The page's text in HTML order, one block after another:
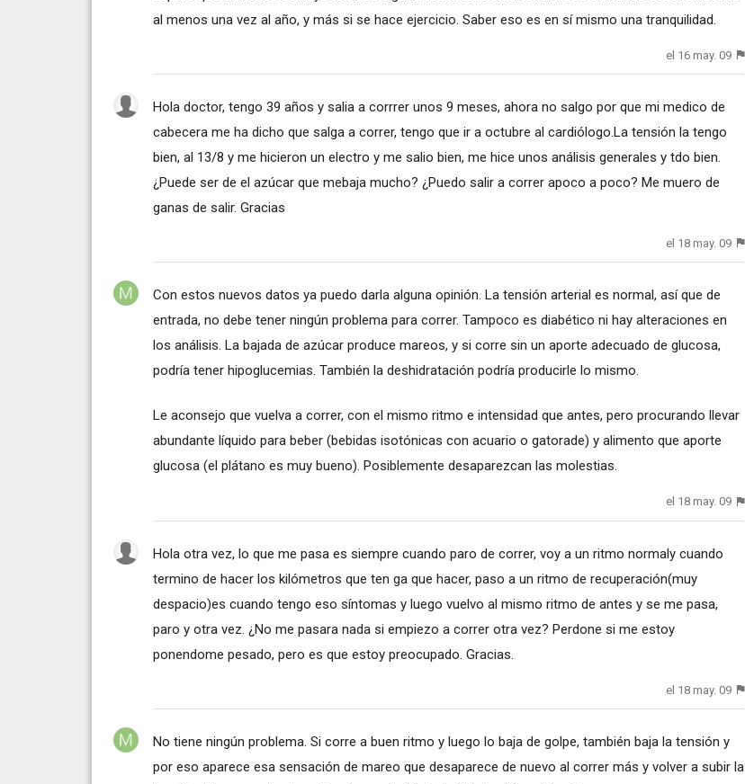
al menos una vez al año, y más si se hace ejercicio. Saber eso es en sí mismo una tranquilidad.
el 16 may. 09
Hola doctor, tengo 39 años y salia a corrrer unos 9 meses, ahora no salgo por que mi medico de
cabecera me ha dicho que salga a correr, tengo que ir a octubre al cardiólogo.La tensión la tengo
bien, al 13/8 y me hicieron un electro y me salio bien, me hice unos análisis generales y tdo bien.
¿Puede ser de el azúcar que mebaja mucho? ¿Puedo salir a correr apoco a poco? Me muero de
ganas de salir. Gracias
el 18 may. 09
Con estos nuevos datos ya puedo darla alguna opinión. La tensión arterial es normal, así que de
entrada, no debe tener ningún problema para correr. Tampoco es diabético ni hay alteraciones en
los análisis. La bajada de azúcar produce mareos, y si corre sin un aporte adecuado de glucosa,
podría tener hipoglucemias. También la deshidratación podría producirle lo mismo.
Le aconsejo que vuelva a correr, con el mismo ritmo e intensidad que antes, pero procurando llevar
abundante líquido para beber (bebidas isotónicas con acuario o gatorade) y alimento que aporte
glucosa (el plátano es muy bueno). Posiblemente desaparezcan las molestias.
el 18 may. 09
Hola otra vez, lo que me pasa es siempre cuando paro de correr, voy a un ritmo normaly cuando
termino de hacer los kilómetros que ten ga que hacer, paso a un ritmo de recuperación(muy
despacio)es cuando tengo eso síntomas y luego vuelvo al mismo ritmo de antes y se me pasa,
paro y otra vez. ¿No me pasara nada si empiezo a correr otra vez? Perdone si me estoy
ponendome pesado, pero es que estoy preocupado. Gracias.
el 18 may. 09
No tiene ningún problema. Si corre a buen ritmo y luego lo baja de golpe, también baja la tensión y
por eso aparece esa sensación de mareo que desaparece de nuevo al correr más y volver a subir la